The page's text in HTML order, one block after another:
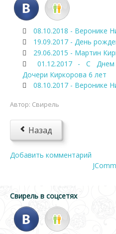
08.10.2018 - Веронике
19.09.2017 - День
29.06.2015 - Мартин
01.12.2017 - С Днем
Дочери Киркорова 6 лет
08.10.2017 - Веронике
Автор: Свирель
Назад
Добавить комментарий
Свирель в соцсетях